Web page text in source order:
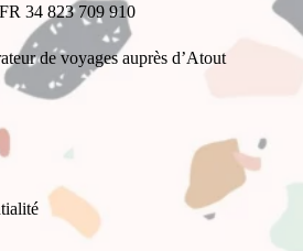
34 823 709 910
de voyages auprès d’Atout